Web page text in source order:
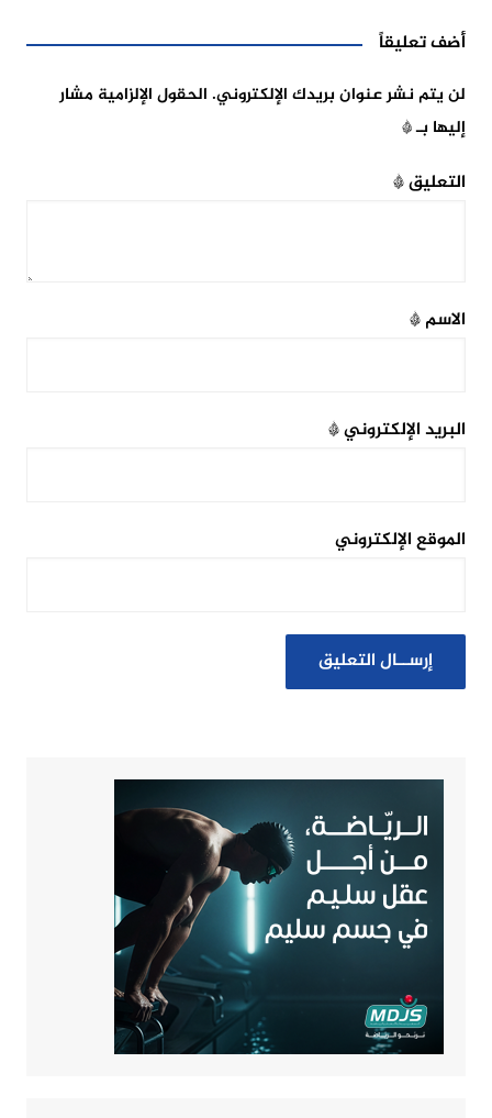
أضف تعليقاً
لن يتم نشر عنوان بريدك الإلكتروني. الحقول الإلزامية مشار
إليها بـ*
التعليق*
الاسم*
البريد الإلكتروني*
الموقع الإلكتروني